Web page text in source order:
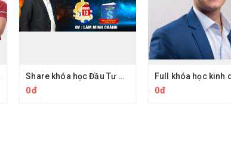
Share khóa học Đầu Tư Cổ Phiếu Dài Hạn Đạt Tỷ Suất Lợi Nhuận Cao - Hướng dẫn đầu tư chứng khoán chuyên sâu thầy Lâm Minh Chánh
0đ 0đ